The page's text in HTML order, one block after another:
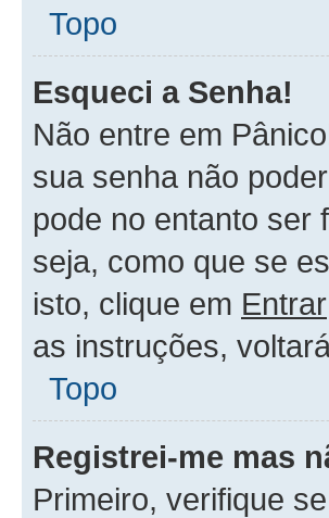
Topo
Esqueci a Senha!
Não entre em
sua senha não
pode no entanto ser
seja, como que se
isto, clique em Entrar
as instruções,
Topo
Registrei-me mas
Primeiro, verifique